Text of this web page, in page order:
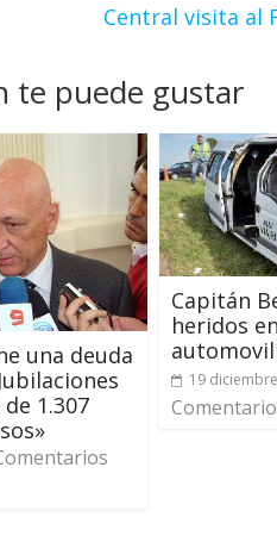
Central visita al
te puede gustar
una deuda
1.307
Capitán
heridos
19